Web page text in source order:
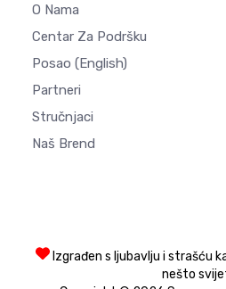
O Nama
Centar Za Podršku
Posao (English)
Partneri
Stručnjaci
Naš Brend
Izgrađen s ljubavlju i strašću
nešto